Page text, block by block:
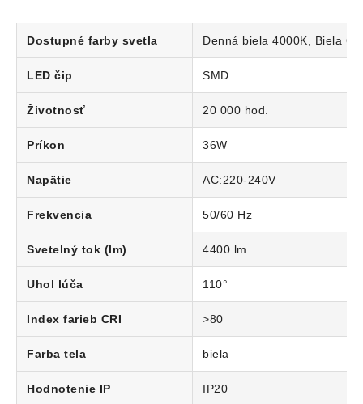
Dostupné farby svetla Denná biela 4000K, Biela
LED čip SMD
Životnosť 20 000 hod.
Príkon 36W
Napätie AC:220-240V
Frekvencia 50/60 Hz
Svetelný tok (lm) 4400 lm
Uhol lúča 110°
Index farieb CRI >80
Farba tela biela
Hodnotenie IP IP20